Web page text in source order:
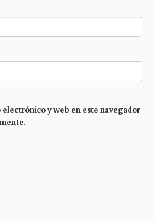
y web en este navegador